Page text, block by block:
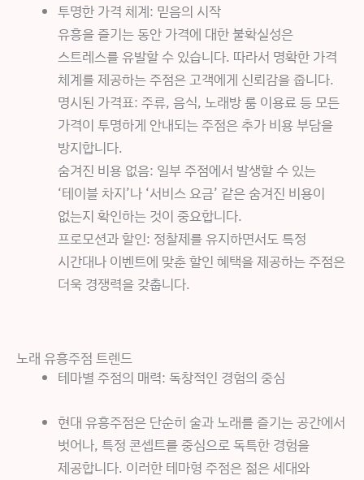
투명한 가격 체계: 믿음의 시작
유흥을 즐기는 동안 가격에 대한 불확실성은
스트레스를 유발할 수 있습니다. 따라서 명확한 가격
체계를 제공하는 주점은 고객에게 신뢰감을 줍니다.
명시된 가격표: 주류, 음식, 노래방 룸 이용료 등 모든
가격이 투명하게 안내되는 주점은 추가 비용 부담을
방지합니다.
숨겨진 비용 없음: 일부 주점에서 발생할 수 있는
‘테이블 차지’나 ‘서비스 요금’ 같은 숨겨진 비용이
없는지 확인하는 것이 중요합니다.
프로모션과 할인: 정찰제를 유지하면서도 특정
시간대나 이벤트에 맞춘 할인 혜택을 제공하는 주점은
더욱 경쟁력을 갖춥니다.
노래 유흥주점 트렌드
테마별 주점의 매력: 독창적인 경험의 중심
현대 유흥주점은 단순히 술과 노래를 즐기는 공간에서
벗어나, 특정 콘셉트를 중심으로 독특한 경험을
제공합니다. 이러한 테마형 주점은 젊은 세대와